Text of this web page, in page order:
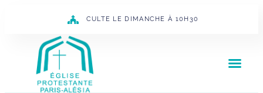
CULTE LE DIMANCHE À 10H30